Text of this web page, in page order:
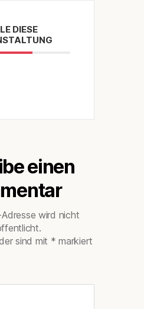
DIESE
einen
wird nicht
sind mit * markiert